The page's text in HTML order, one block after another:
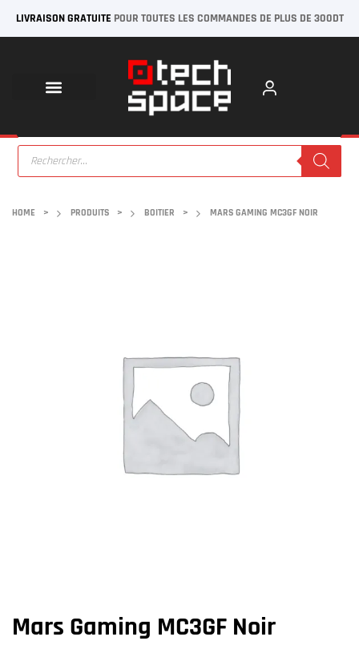
LIVRAISON GRATUITE POUR TOUTES LES COMMANDES DE PLUS DE 300DT
HOME > PRODUITS > BOITIER > MARS GAMING MC3GF NOIR
Mars Gaming MC3GF Noir